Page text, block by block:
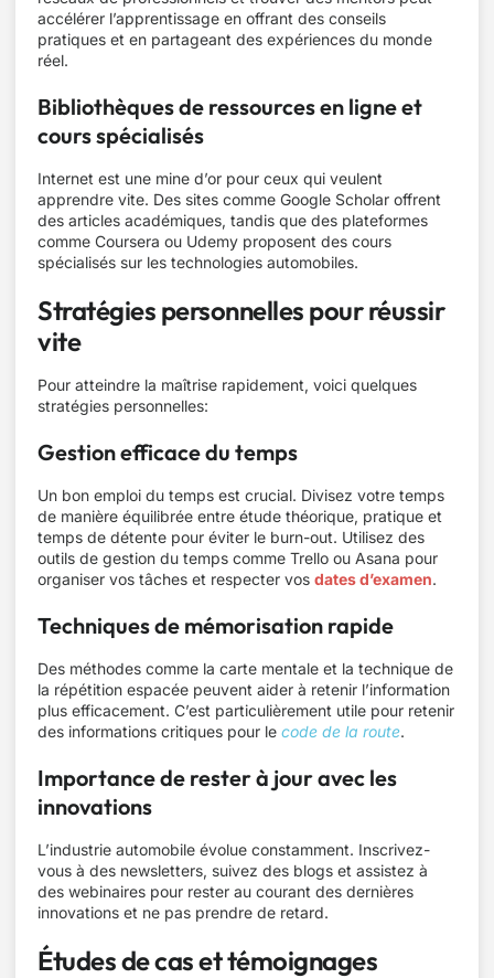
accélérer l’apprentissage en offrant des conseils
pratiques et en partageant des expériences du monde
réel.
Bibliothèques de ressources en ligne et
cours spécialisés
Internet est une mine d’or pour ceux qui veulent
apprendre vite. Des sites comme Google Scholar offrent
des articles académiques, tandis que des plateformes
comme Coursera ou Udemy proposent des cours
spécialisés sur les technologies automobiles.
Stratégies personnelles pour réussir
vite
Pour atteindre la maîtrise rapidement, voici quelques
stratégies personnelles:
Gestion efficace du temps
Un bon emploi du temps est crucial. Divisez votre temps
de manière équilibrée entre étude théorique, pratique et
temps de détente pour éviter le burn-out. Utilisez des
outils de gestion du temps comme Trello ou Asana pour
organiser vos tâches et respecter vos dates d’examen.
Techniques de mémorisation rapide
Des méthodes comme la carte mentale et la technique de
la répétition espacée peuvent aider à retenir l’information
plus efficacement. C’est particulièrement utile pour retenir
des informations critiques pour le code de la route.
Importance de rester à jour avec les
innovations
L’industrie automobile évolue constamment. Inscrivez-
vous à des newsletters, suivez des blogs et assistez à
des webinaires pour rester au courant des dernières
innovations et ne pas prendre de retard.
Études de cas et témoignages